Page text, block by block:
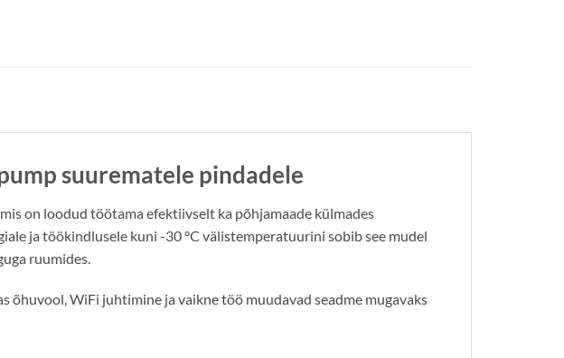
suurematele pindadele
on loodud töötama efektiivselt ka põhjamaade külmades
ja töökindlusele kuni -30 °C välistemperatuurini sobib see mudel
ruumides.
õhuvool, WiFi juhtimine ja vaikne töö muudavad seadme mugavaks